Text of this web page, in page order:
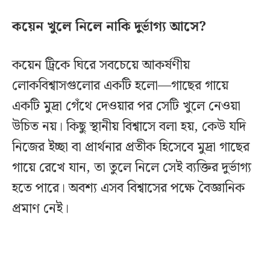
কয়েন খুলে নিলে নাকি দুর্ভাগ্য আসে?
কয়েন ট্রিকে ঘিরে সবচেয়ে আকর্ষণীয়
লোকবিশ্বাসগুলোর একটি হলো—গাছের গায়ে
একটি মুদ্রা গেঁথে দেওয়ার পর সেটি খুলে নেওয়া
উচিত নয়। কিছু স্থানীয় বিশ্বাসে বলা হয়, কেউ যদি
নিজের ইচ্ছা বা প্রার্থনার প্রতীক হিসেবে মুদ্রা গাছের
গায়ে রেখে যান, তা তুলে নিলে সেই ব্যক্তির দুর্ভাগ্য
হতে পারে। অবশ্য এসব বিশ্বাসের পক্ষে বৈজ্ঞানিক
প্রমাণ নেই।